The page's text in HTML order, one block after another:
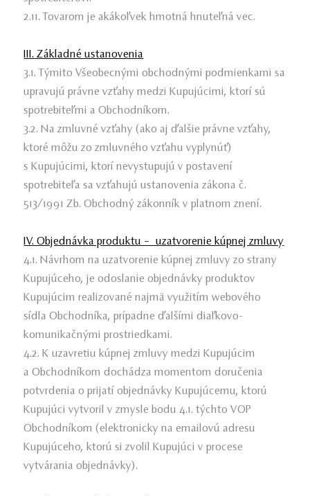
2.11. Tovarom je akákoľvek hmotná hnuteľná vec.
III. Základné ustanovenia
3.1. Týmito Všeobecnými obchodnými podmienkami sa
upravujú právne vzťahy medzi Kupujúcimi, ktorí sú
spotrebiteľmi a Obchodníkom.
3.2. Na zmluvné vzťahy (ako aj ďalšie právne vzťahy,
ktoré môžu zo zmluvného vzťahu vyplynúť)
s Kupujúcimi, ktorí nevystupujú v postavení
spotrebiteľa sa vzťahujú ustanovenia zákona č.
513/1991 Zb. Obchodný zákonník v platnom znení.
IV. Objednávka produktu – uzatvorenie kúpnej zmluvy
4.1. Návrhom na uzatvorenie kúpnej zmluvy zo strany
Kupujúceho, je odoslanie objednávky produktov
Kupujúcim realizované najmä využitím webového
sídla Obchodníka, prípadne ďalšími diaľkovo-
komunikačnými prostriedkami.
4.2. K uzavretiu kúpnej zmluvy medzi Kupujúcim
a Obchodníkom dochádza momentom doručenia
potvrdenia o prijatí objednávky Kupujúcemu, ktorú
Kupujúci vytvoril v zmysle bodu 4.1. týchto VOP
Obchodníkom (elektronicky na emailovú adresu
Kupujúceho, ktorú si zvolil Kupujúci v procese
vytvárania objednávky).